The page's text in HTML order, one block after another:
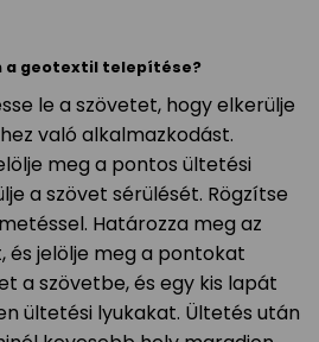
a geotextil telepítése?
le a szövetet, hogy elkerülje
való alkalmazkodást.
meg a pontos ültetési
a szövet sérülését. Rögzítse
Határozza meg az
és jelölje meg a pontokat
a szövetbe, és egy kis lapát
ültetési lyukakat. Ültetés után